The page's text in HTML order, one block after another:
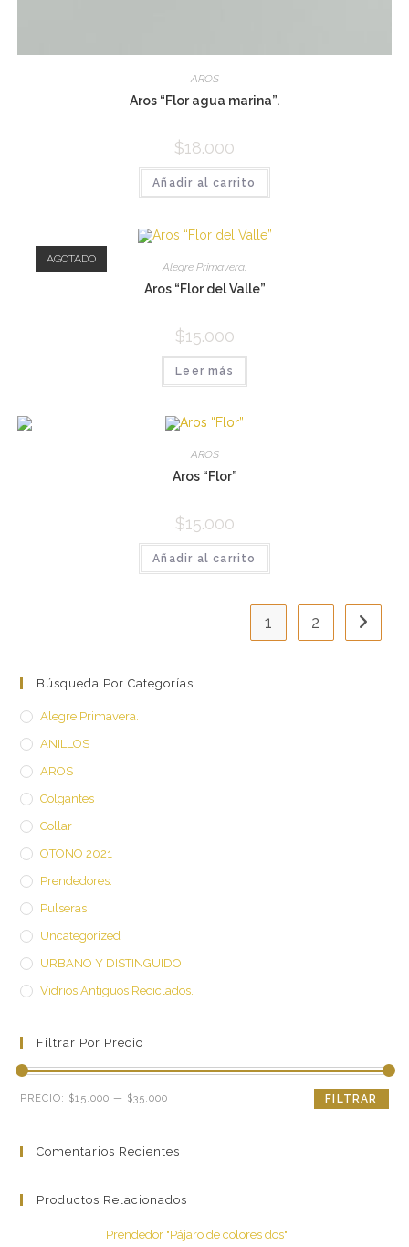
AROS
Aros “Flor agua marina”.
$18.000
Añadir al carrito
AGOTADO
Alegre Primavera.
Aros “Flor del Valle”
$15.000
Leer más
AROS
Aros “Flor”
$15.000
Añadir al carrito
1 2
Búsqueda Por Categorías
Alegre Primavera.
ANILLOS
AROS
Colgantes
Collar
OTOÑO 2021
Prendedores.
Pulseras
Uncategorized
URBANO Y DISTINGUIDO
Vidrios Antiguos Reciclados.
Filtrar Por Precio
Precio
Precio
FILTRAR
PRECIO: $15.000 — $35.000
Comentarios Recientes
Productos Relacionados
Prendedor "Pájaro de colores dos"